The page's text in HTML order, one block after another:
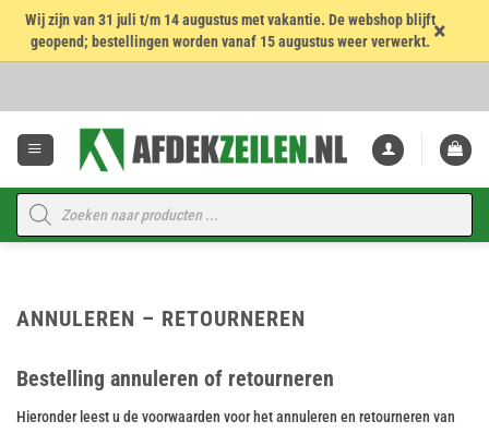
Wij zijn van 31 juli t/m 14 augustus met vakantie. De webshop blijft
geopend; bestellingen worden vanaf 15 augustus weer verwerkt. ×
Producten
zoeken
ANNULEREN – RETOURNEREN
Bestelling annuleren of retourneren
Hieronder leest u de voorwaarden voor het annuleren en retourneren van